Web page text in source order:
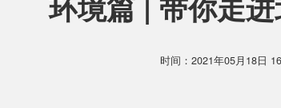
时间：2021年05月18日